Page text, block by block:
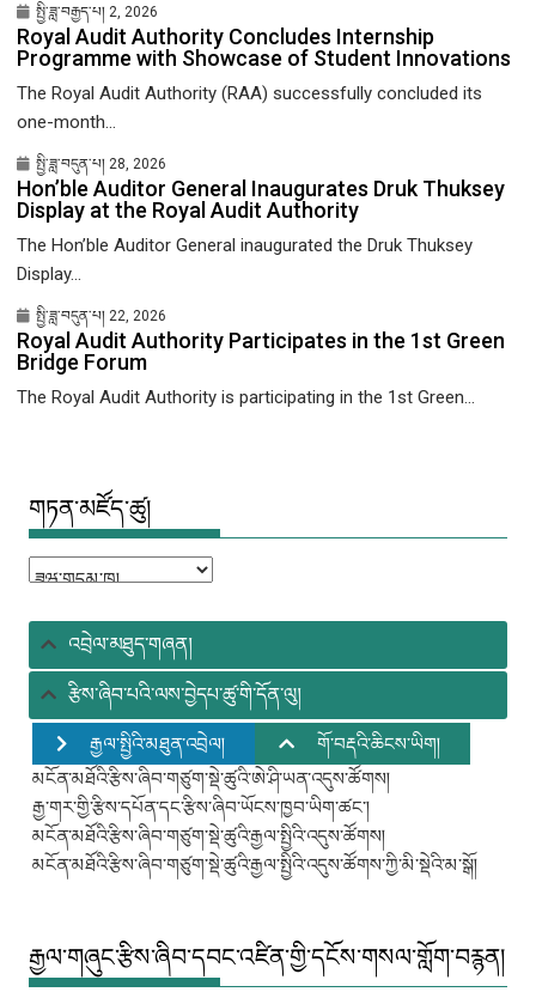
སྤྱི་ཟླ་བརྒྱད་པ། 2, 2026
Royal Audit Authority Concludes Internship
Programme with Showcase of Student Innovations
The Royal Audit Authority (RAA) successfully concluded its
one-month...
སྤྱི་ཟླ་བདུན་པ། 28, 2026
Hon’ble Auditor General Inaugurates Druk Thuksey
Display at the Royal Audit Authority
The Hon’ble Auditor General inaugurated the Druk Thuksey
Display...
སྤྱི་ཟླ་བདུན་པ། 22, 2026
Royal Audit Authority Participates in the 1st Green
Bridge Forum
The Royal Audit Authority is participating in the 1st Green...
གཏན་མཛོད་ཚུ།
གཏན་
ཚུ།
འབྲེལ་མཐུད་གཞན།
རྩིས་ཞིབ་པའི་ལས་བྱེདཔ་ཚུ་གི་དོན་ལུ།
རྒྱལ་སྤྱིའི་མཐུན་འབྲེལ།
གོ་བརྡའི་ཆིངས་ཡིག།
མངོན་མཐོའི་རྩིས་ཞིབ་གཙུག་སྡེ་ཚུའི་ཨེ་ཤི་ཡན་འདུས་ཚོགས།
རྒྱ་གར་གྱི་རྩིས་དཔོན་དང་རྩིས་ཞིབ་ཡོངས་ཁྱབ་ཡིག་ཚང་།
མངོན་མཐོའི་རྩིས་ཞིབ་གཙུག་སྡེ་ཚུའི་རྒྱལ་སྤྱིའི་འདུས་ཚོགས།
མངོན་མཐོའི་རྩིས་ཞིབ་གཙུག་སྡེ་ཚུའི་རྒྱལ་སྤྱིའི་འདུས་ཚོགས་ཀྱི་མི་སྡེའི་མ་སྒོ།
རྒྱལ་གཞུང་རྩིས་ཞིབ་དབང་འཛིན་གྱི་དངོས་གསལ་གློག་བརྙན།